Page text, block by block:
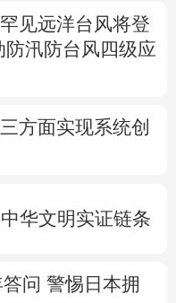
见远洋台风将登
汛防台风四级应
三方面实现系统创
华文明实证链条
问 警惕日本拥